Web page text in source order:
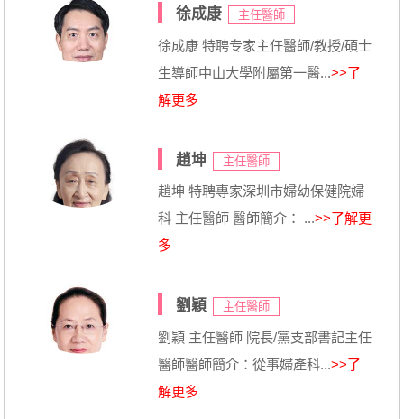
徐成康 主任醫師
徐成康 特聘专家主任醫師/教授/碩士
生導師中山大學附屬第一醫...>>了
解更多
趙坤 主任醫師
趙坤 特聘專家深圳市婦幼保健院婦
科 主任醫師 醫師簡介： ...>>了解更
多
劉穎 主任醫師
劉穎 主任醫師 院長/黨支部書記主任
醫師醫師簡介：從事婦產科...>>了
解更多